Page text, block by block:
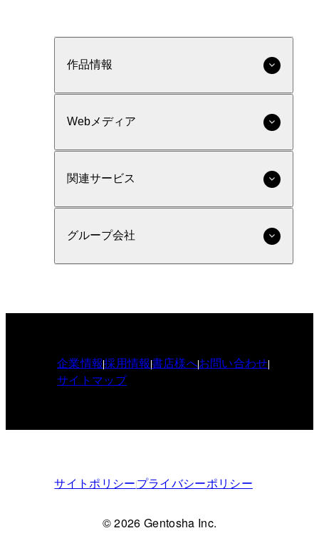
作品情報
Webメディア
関連サービス
グループ会社
企業情報採用情報書店様へお問い合わせ
サイトマップ
サイトポリシープライバシーポリシー
© 2026 Gentosha Inc.